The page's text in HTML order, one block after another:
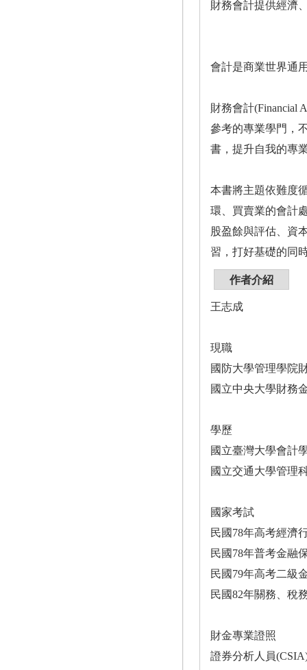
財務會計提供經濟
會計是商業世界通
財務會計(Financial
參考的專業學門，
書，提升自我的專
本書將主題依難度
環、買賣業的會計
股盈餘與評估、資
習，打好基礎的同
作者介紹
王志成
現職
國防大學管理學院
國立中央大學財務
學歷
國立臺灣大學會計
國立交通大學管理
國家考試
民國78年高考經濟
民國78年普考金融
民國79年高考二級
民國82年關務、稅
財金專業證照
證券分析人員